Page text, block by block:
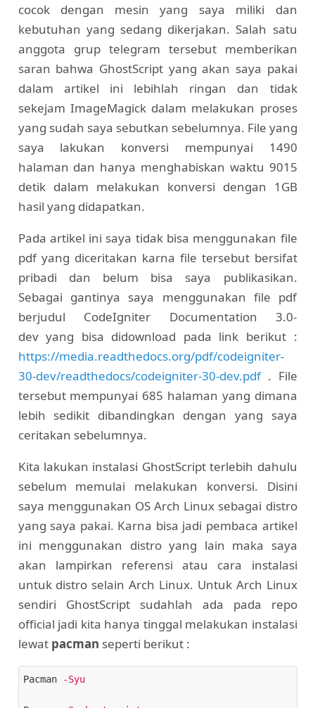
cocok dengan mesin yang saya miliki dan
kebutuhan yang sedang dikerjakan. Salah satu
anggota grup telegram tersebut memberikan
saran bahwa GhostScript yang akan saya pakai
dalam artikel ini lebihlah ringan dan tidak
sekejam ImageMagick dalam melakukan proses
yang sudah saya sebutkan sebelumnya. File yang
saya lakukan konversi mempunyai 1490
halaman dan hanya menghabiskan waktu 9015
detik dalam melakukan konversi dengan 1GB
hasil yang didapatkan.
Pada artikel ini saya tidak bisa menggunakan file
pdf yang diceritakan karna file tersebut bersifat
pribadi dan belum bisa saya publikasikan.
Sebagai gantinya saya menggunakan file pdf
berjudul CodeIgniter Documentation 3.0-
dev yang bisa didownload pada link berikut :
https://media.readthedocs.org/pdf/codeigniter-
30-dev/readthedocs/codeigniter-30-dev.pdf. File
tersebut mempunyai 685 halaman yang dimana
lebih sedikit dibandingkan dengan yang saya
ceritakan sebelumnya.
Kita lakukan instalasi GhostScript terlebih dahulu
sebelum memulai melakukan konversi. Disini
saya menggunakan OS Arch Linux sebagai distro
yang saya pakai. Karna bisa jadi pembaca artikel
ini menggunakan distro yang lain maka saya
akan lampirkan referensi atau cara instalasi
untuk distro selain Arch Linux. Untuk Arch Linux
sendiri GhostScript sudahlah ada pada repo
official jadi kita hanya tinggal melakukan instalasi
lewat pacman seperti berikut :
Pacman -Syu